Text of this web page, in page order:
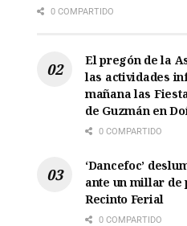
0 COMPARTIDO
El pregón de la
las actividades
mañana las
de Guzmán en
0 COMPARTIDO
‘Dancefoc’
ante un millar de
Recinto Ferial
0 COMPARTIDO